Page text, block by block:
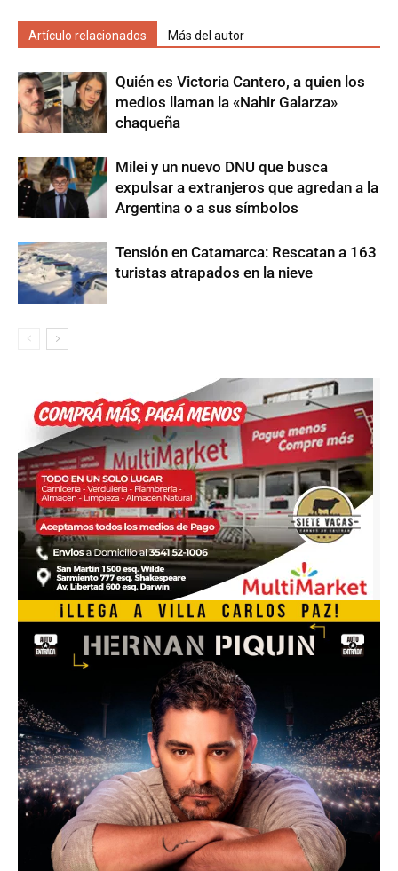
Artículo relacionados Más del autor
Quién es Victoria Cantero, a quien los
medios llaman la «Nahir Galarza»
chaqueña
Milei y un nuevo DNU que busca
expulsar a extranjeros que agredan a la
Argentina o a sus símbolos
Tensión en Catamarca: Rescatan a 163
turistas atrapados en la nieve